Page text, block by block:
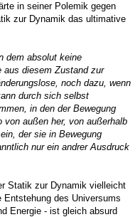
in seiner Polemik gegen
zur Dynamik das ultimative
dem absolut keine
aus diesem Zustand zur
noch dazu, wenn
durch sich selbst
in den der Bewegung
von außen her, von außerhalb
der sie in Bewegung
nur ein andrer Ausdruck
Statik zur Dynamik vielleicht
des Universums
Energie - ist gleich absurd